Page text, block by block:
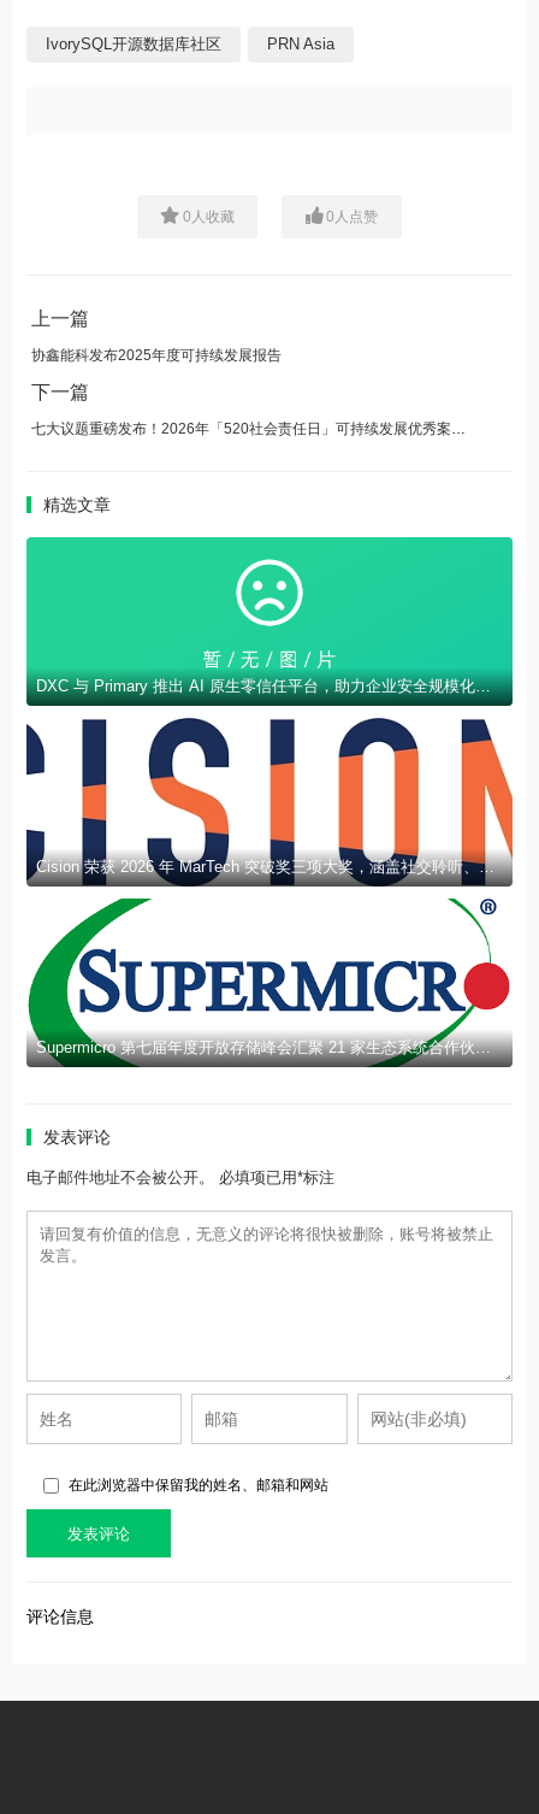
IvorySQL开源数据库社区 PRN Asia
0 人收藏 0 人点赞
上一篇
协鑫能科发布2025年度可持续发展报告
下一篇
七大议题重磅发布！2026年「520社会责任日」可持续发展优秀案例申报正式启动
精选文章
DXC 与 Primary 推出 AI 原生零信任平台，助力企业安全规模化部署 AI
Cision 荣获 2026 年 MarTech 突破奖三项大奖，涵盖社交聆听、新闻稿发布及 AEO 领域
Supermicro 第七届年度开放存储峰会汇聚 21 家生态系统合作伙伴，分享规模化部署企业级 AI 的实用指南
发表评论
电子邮件地址不会被公开。 必填项已用*标注
在此浏览器中保留我的姓名、邮箱和网站
评论信息